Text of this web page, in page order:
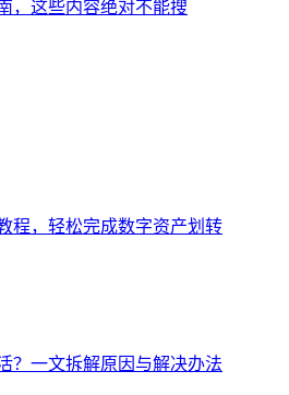
，这些内容绝对不能搜
程，轻松完成数字资产划转
？一文拆解原因与解决办法